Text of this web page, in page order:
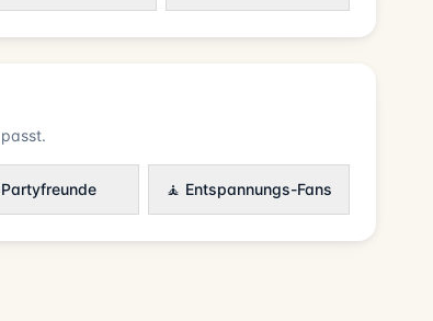
Partyfreunde 🧘 Entspannungs-Fans